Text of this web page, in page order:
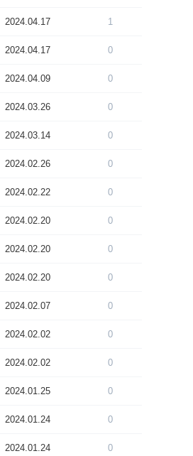
2024.04.17 1
2024.04.17 0
2024.04.09 0
2024.03.26 0
2024.03.14 0
2024.02.26 0
2024.02.22 0
2024.02.20 0
2024.02.20 0
2024.02.20 0
2024.02.07 0
2024.02.02 0
2024.02.02 0
2024.01.25 0
2024.01.24 0
2024.01.24 0